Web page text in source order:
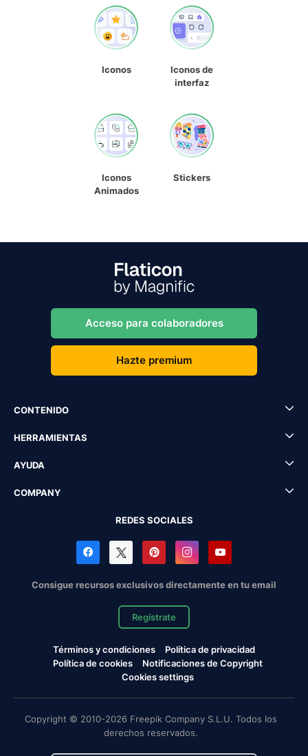
Iconos
Iconos de
interfaz
Iconos
Animados
Stickers
Acceso para colaboradores
Hazte premium
CONTENIDO
HERRAMIENTAS
AYUDA
COMPANY
REDES SOCIALES
Consigue recursos exclusivos directamente en tu email
Regístrate
Términos y condiciones
Política de privacidad
Política de cookies
Notificaciones de Copyright
Cookies settings
Copyright © 2010-2026 Freepik Company S.L.U. Todos los
derechos reservados.